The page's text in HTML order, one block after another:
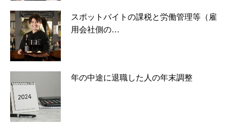
スポットバイトの課税と労働管理等（雇
用会社側の…
年の中途に退職した人の年末調整